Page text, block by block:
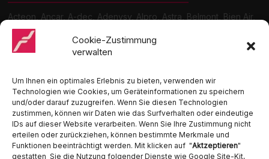
Cookie-Zustimmung
verwalten
Um Ihnen ein optimales Erlebnis zu bieten, verwenden wir
Technologien wie Cookies, um Geräteinformationen zu speichern
und/oder darauf zuzugreifen. Wenn Sie diesen Technologien
zustimmen, können wir Daten wie das Surfverhalten oder eindeutige
IDs auf dieser Website verarbeiten. Wenn Sie Ihre Zustimmung nicht
erteilen oder zurückziehen, können bestimmte Merkmale und
Funktionen beeinträchtigt werden. Mit klicken auf "Aktzeptieren"
gestatten Sie die Nutzung folgender Dienste wie Google Site-Kit,
Acteon, Ancar, A-dec, Adenysy, Alpro, Astra, Belmont, Bien Air,
Cattani, Chirana, DCI, Dürr, ETI, Euronda, Faro, Gcomm, KaVo,
Medentex, Melag, Midmark, Metasys, MK-Dent, NSK, Ophardt
Hygiene, Ritter, Satelec, Scican, TKD, Velopex, u.v.m
Ambident GmbH